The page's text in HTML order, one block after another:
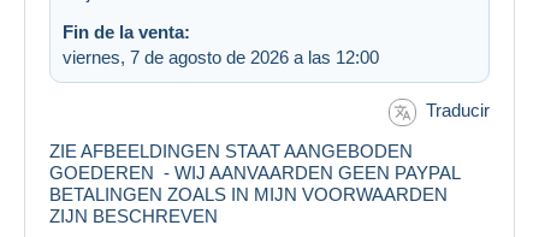
Fin de la venta:
viernes, 7 de agosto de 2026 a las 12:00
Traducir
ZIE AFBEELDINGEN STAAT AANGEBODEN
GOEDEREN - WIJ AANVAARDEN GEEN PAYPAL
BETALINGEN ZOALS IN MIJN VOORWAARDEN
ZIJN BESCHREVEN